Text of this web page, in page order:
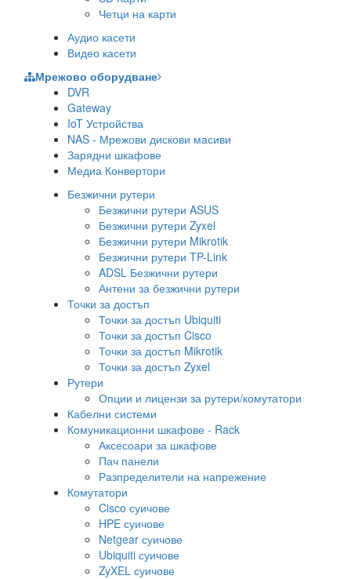
Четци на карти
Аудио касети
Видео касети
Мрежово оборудване
DVR
Gateway
IoT Устройства
NAS - Мрежови дискови масиви
Зарядни шкафове
Медиа Конвертори
Безжични рутери
Безжични рутери ASUS
Безжични рутери Zyxel
Безжични рутери Mikrotik
Безжични рутери TP-Link
ADSL Безжични рутери
Антени за безжични рутери
Точки за достъп
Точки за достъп Ubiquiti
Точки за достъп Cisco
Точки за достъп Mikrotik
Точки за достъп Zyxel
Рутери
Опции и лицензи за рутери/комутатори
Кабелни системи
Комуникационни шкафове - Rack
Аксесоари за шкафове
Пач панели
Разпределители на напрежение
Комутатори
Cisco суичове
HPE суичове
Netgear суичове
Ubiquiti суичове
ZyXEL суичове